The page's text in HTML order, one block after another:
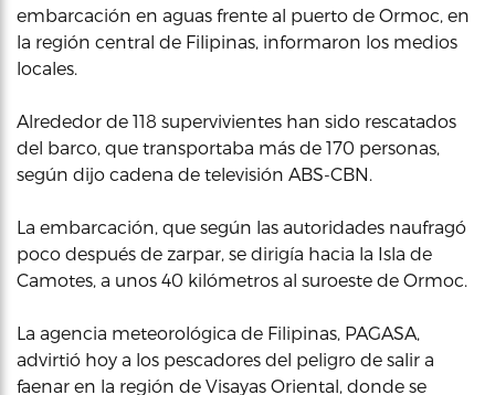
embarcación en aguas frente al puerto de Ormoc, en
la región central de Filipinas, informaron los medios
locales.
Alrededor de 118 supervivientes han sido rescatados
del barco, que transportaba más de 170 personas,
según dijo cadena de televisión ABS-CBN.
La embarcación, que según las autoridades naufragó
poco después de zarpar, se dirigía hacia la Isla de
Camotes, a unos 40 kilómetros al suroeste de Ormoc.
La agencia meteorológica de Filipinas, PAGASA,
advirtió hoy a los pescadores del peligro de salir a
faenar en la región de Visayas Oriental, donde se